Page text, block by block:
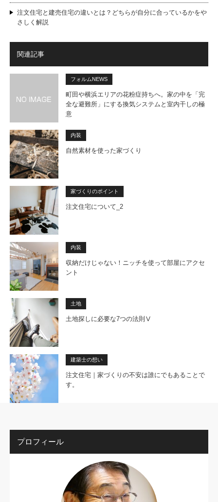
注文住宅と建売住宅の違いとは？どちらが自分に合っているかをや
さしく解説
関連記事
フォルムNEWS
町田や横浜エリアの花粉症持ちへ。家の中を「完
全な避難所」にする換気システムと室内干しの極
意
内装
自然素材を使った家づくり
家づくりのポイント
注文住宅について_2
内装
収納だけじゃない！ニッチを使って部屋にアクセ
ント
土地
土地探しに必要な7つの法則Ⅴ
建築士の想い
注文住宅｜家づくりの不安は誰にでもあることで
す。
プロフィール